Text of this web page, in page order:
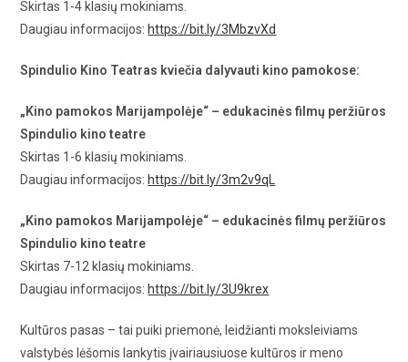
Skirtas 1-4 klasių mokiniams.
Daugiau informacijos: https://bit.ly/3MbzvXd
Spindulio Kino Teatras kviečia dalyvauti kino pamokose:
„Kino pamokos Marijampolėje“ – edukacinės filmų peržiūros
Spindulio kino teatre
Skirtas 1-6 klasių mokiniams.
Daugiau informacijos: https://bit.ly/3m2v9qL
„Kino pamokos Marijampolėje“ – edukacinės filmų peržiūros
Spindulio kino teatre
Skirtas 7-12 klasių mokiniams.
Daugiau informacijos: https://bit.ly/3U9krex
Kultūros pasas – tai puiki priemonė, leidžianti moksleiviams
valstybės lėšomis lankytis įvairiausiuose kultūros ir meno